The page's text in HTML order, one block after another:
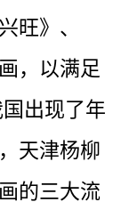
旺》、
，以满足
出现了年
天津杨柳
的三大流